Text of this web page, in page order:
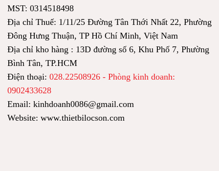
MST: 0314518498
Địa chỉ Thuế: 1/11/25 Đường Tân Thới Nhất 22, Phường
Đông Hưng Thuận, TP Hồ Chí Minh, Việt Nam
Địa chỉ kho hàng : 13D đường số 6, Khu Phố 7, Phường
Bình Tân, TP.HCM
Điện thoại: 028.22508926 - Phòng kinh doanh:
0902433628
Email: kinhdoanh0086@gmail.com
Website: www.thietbilocson.com